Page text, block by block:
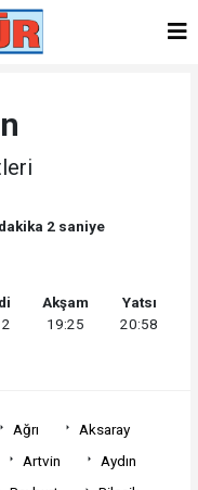
2 saniye
Akşam
19:25
Yatsı
20:58
Ağrı
Aksaray
Artvin
Aydın